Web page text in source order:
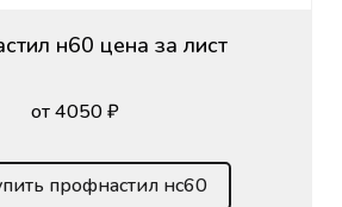
н60 цена за лист
от 4050 ₽
профнастил нс60